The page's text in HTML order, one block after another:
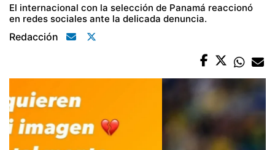
El internacional con la selección de Panamá reaccionó
en redes sociales ante la delicada denuncia.
Redacción